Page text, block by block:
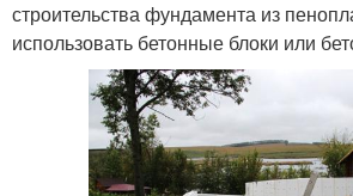
строительства фундамента из
использовать бетонные блоки или